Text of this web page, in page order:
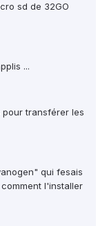
sd de 32GO
...
transférer les
qui fesais
l'installer